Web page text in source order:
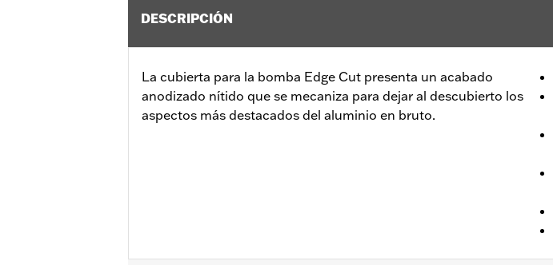
DESCRIPCIÓN
La cubierta para la bomba Edge Cut presenta un acabado
anodizado nítido que se mecaniza para dejar al descubierto los
aspectos más destacados del aluminio en bruto.